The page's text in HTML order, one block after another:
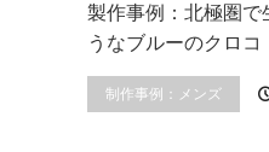
製作事例：北極圏で
うなブルーのクロ
制作事例：メンズ